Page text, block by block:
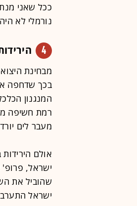
ככל שאני
נורמלי לא
4
מבחינת
המנגנון
רמת חשיפה
מעבר לים
אולם
ישראל,